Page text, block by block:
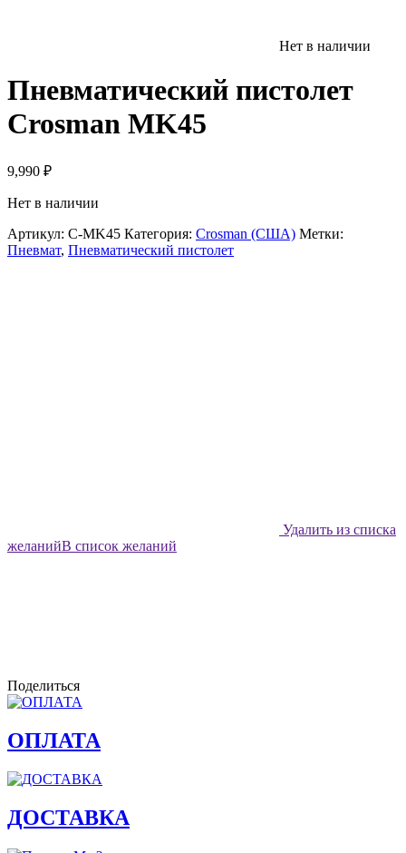
Нет в наличии
Пневматический пистолет
Crosman MK45
9,990 ₽
Нет в наличии
Артикул: C-MK45 Категория: Crosman (США) Метки:
Пневмат, Пневматический пистолет
Удалить из списка
желанийВ список желаний
Поделиться
ОПЛАТА
ДОСТАВКА